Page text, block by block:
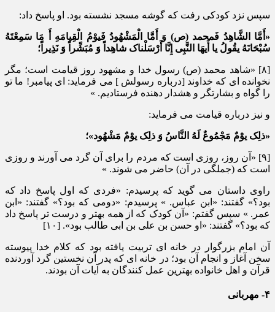
سپس نزد کودکی رفت که گوشه مسجد نشسته بود. او پاسخ داد:
«أَمَّا الشَّاهِدُ فَمحمد (ص) وَ أَمَّا الْمَشْهُودُ فَیوْمُ الْقِیامَهِ أَ مَا سَمِعْتَهُ
سُبْحَانَهُ یقُولُ یا أَیهَا النَّبِی إِنَّا أَرْسَلْناک شاهِداً وَ مُبَشِّراً وَ نَذِیراً؛
[۸] «شاهد محمد (ص) رسول خدا و مشهود روز قیامت است؛ مگر
نخوانده ای که خداوند [درباره رسولش ] می فرماید: ای پیامبر! ما تو
را گواه و بشارتگر و هشدار دهنده فرستادیم. »
و نیز درباره قیامت می فرماید:
«ذلِک یوْمٌ مَجْمُوعٌ لَهُ النَّاسُ وَ ذلِک یوْمٌ مَشْهُود»؛
[۹] «آن روز، روزی است که مردم را برای آن گرد می آورند و روزی
است که (جملگی در آن) حاضر می شوند. »
راوی داستان می گوید که پرسیدم: «فردی که اول پاسخ داد که
بود؟» گفتند: «ابن عباس. » پرسیدم: «دومی که بود؟» گفتند: «ابن
عمر. » سپس گفتم: «آن کودک که از همه بهتر و درست تر پاسخ داد
که بود؟» گفتند: «او حسن بن علی بن ابی طالب بود». [۱۰]
آن امام بزرگوار در خانه ای تربیت یافته بود که کلام خدا پیوسته
سخن آغاز و انجام آن بود؛ در خانه ای که پدر آن نخستین گرد آوردنده
قرآن و اهل خانواده بهترین عمل کنندگان به آیات آن بودند.
۴- مهربانی